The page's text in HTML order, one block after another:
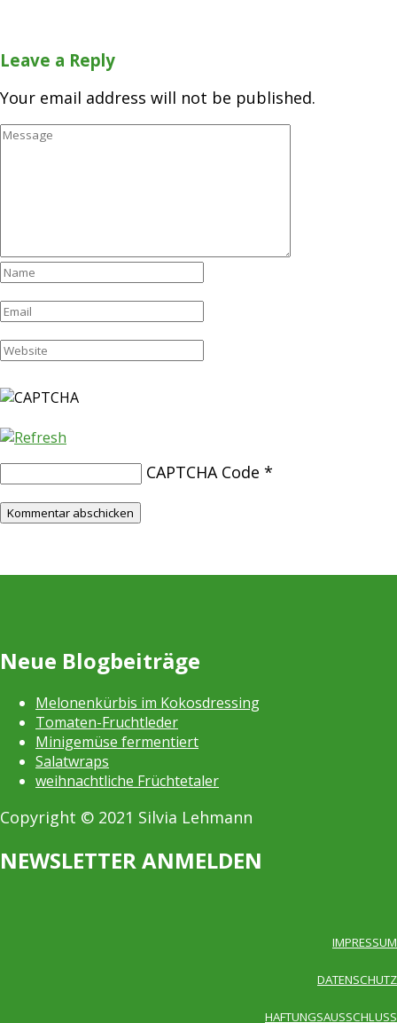
Leave a Reply
Your email address will not be published.
CAPTCHA Code *
Neue Blogbeiträge
Melonenkürbis im Kokosdressing
Tomaten-Fruchtleder
Minigemüse fermentiert
Salatwraps
weihnachtliche Früchtetaler
Copyright © 2021 Silvia Lehmann
NEWSLETTER ANMELDEN
IMPRESSUM
DATENSCHUTZ
HAFTUNGSAUSSCHLUSS